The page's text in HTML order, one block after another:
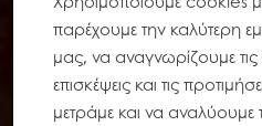
παρέχουμε την καλύτερη
μας, να αναγνωρίζουμε
επισκέψεις και τις
μετράμε και να αναλύουμε